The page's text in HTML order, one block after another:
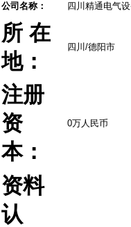
公司名称： 四川精通电气
所 在
地：
四川/德阳市
注册
资
本：
0万人民币
资料
认